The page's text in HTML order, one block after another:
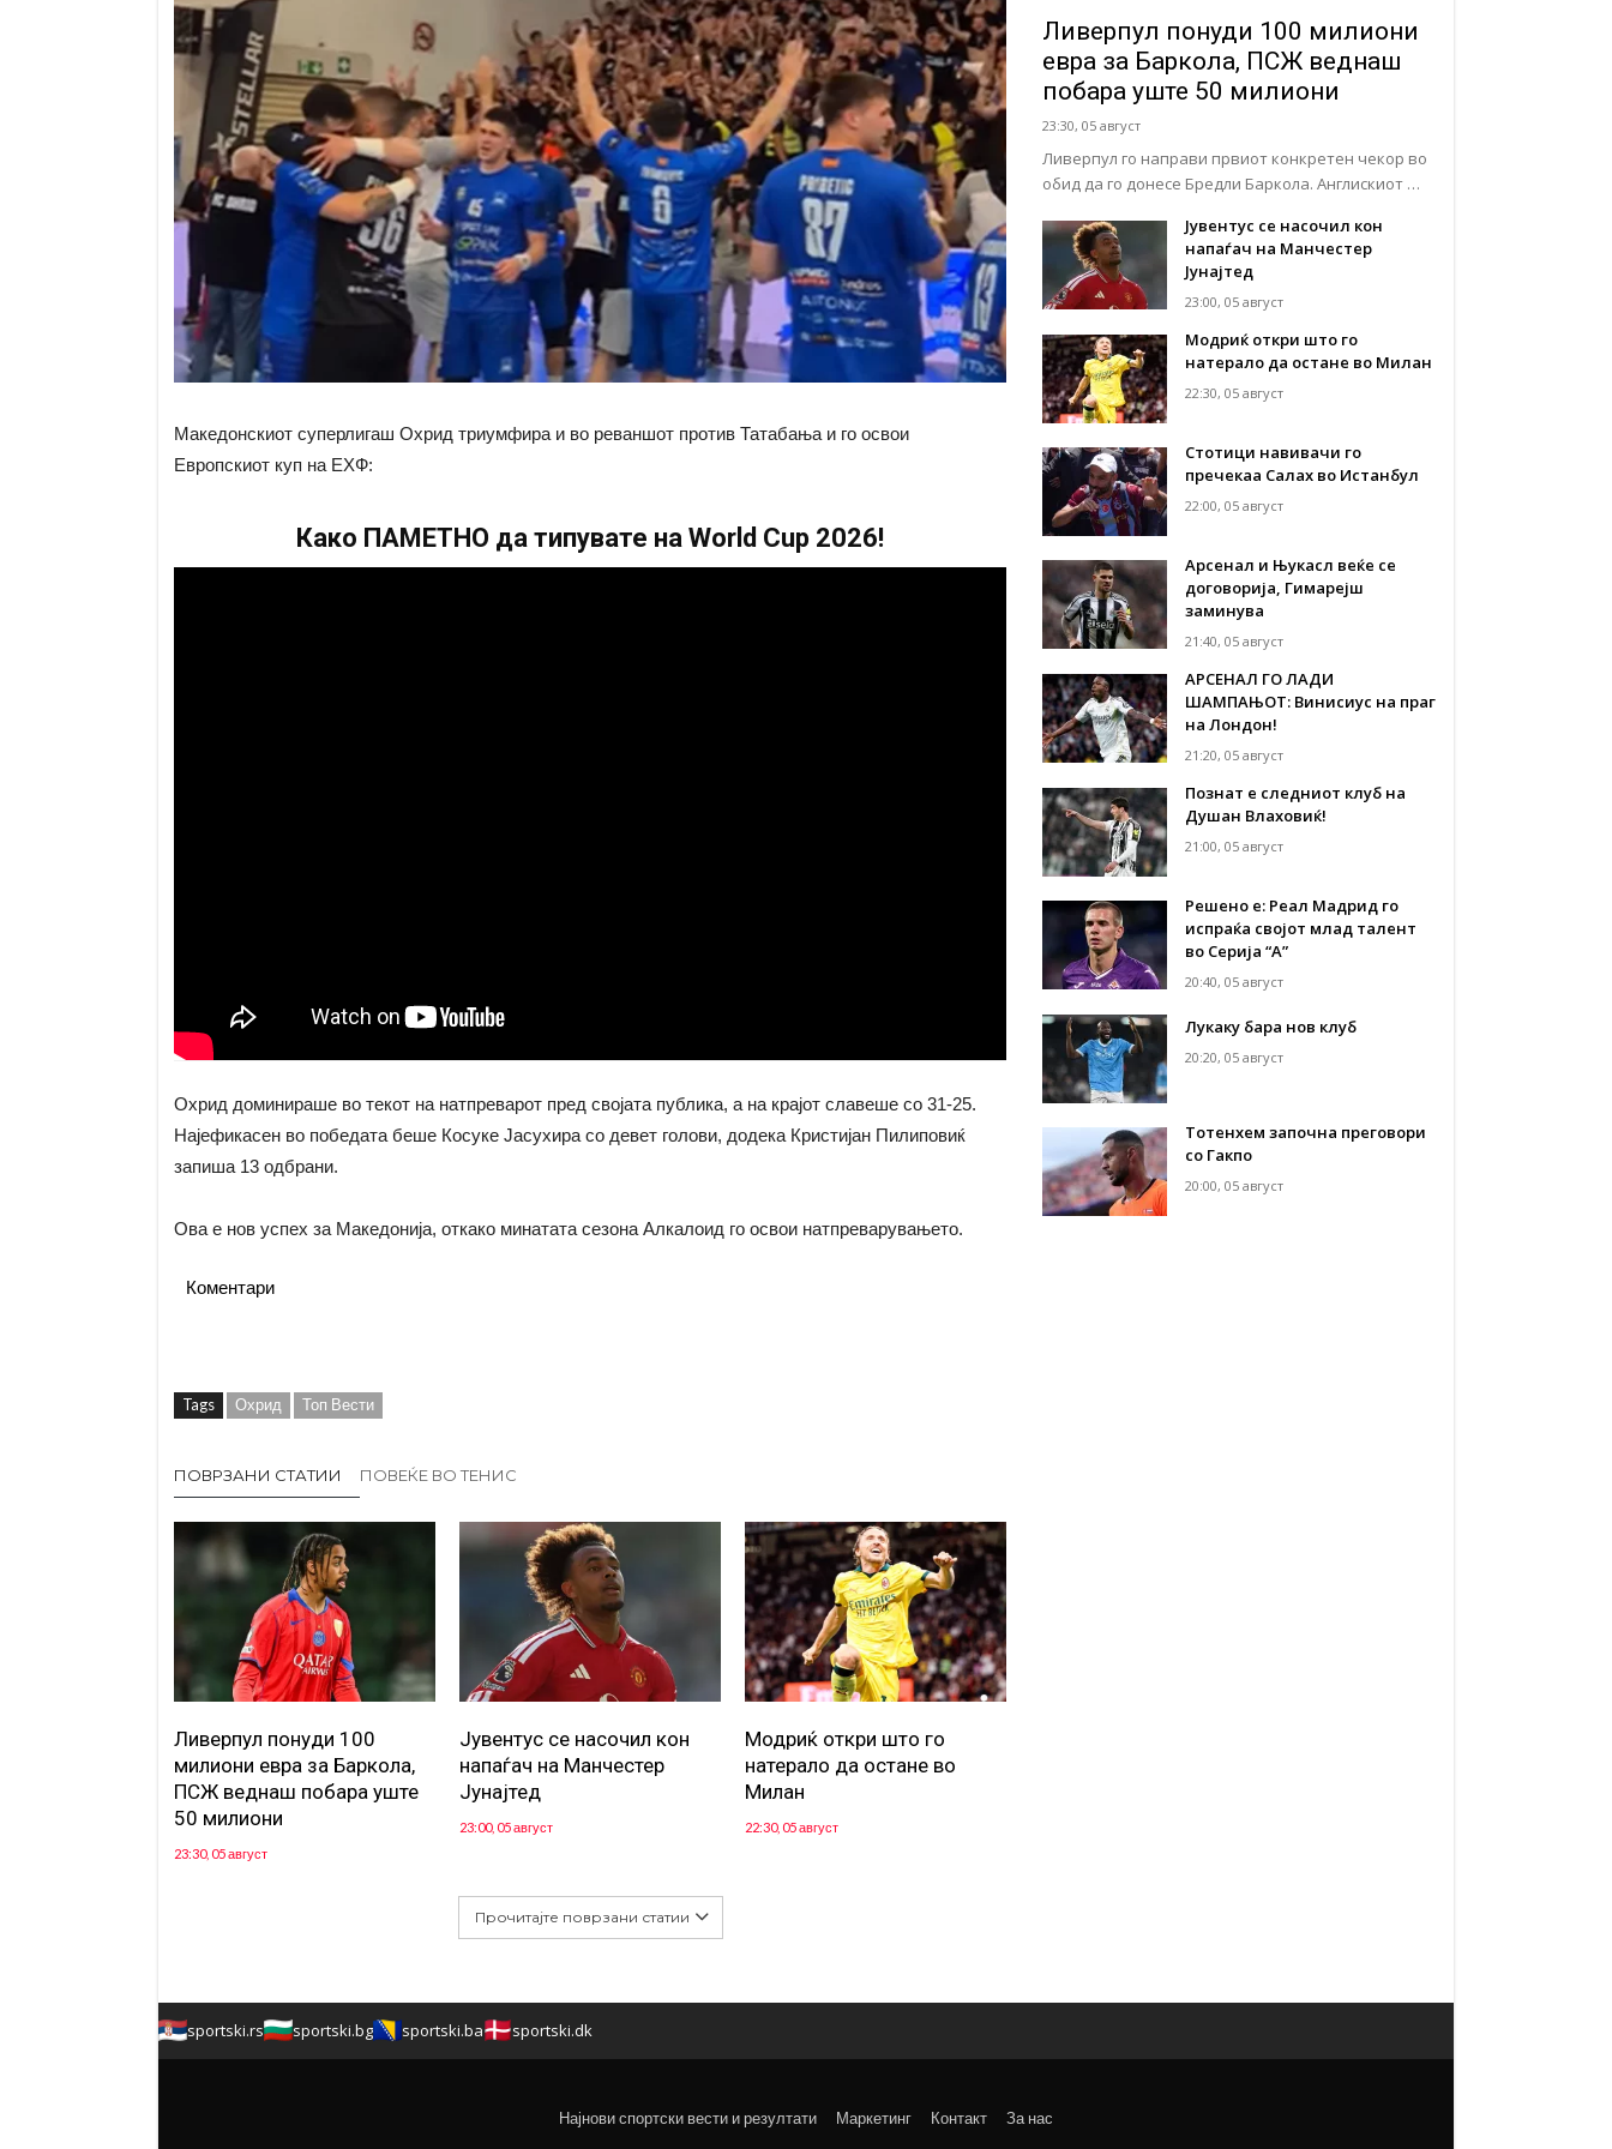
Македонскиот суперлигаш Охрид триумфира и во реваншот против Татабања и го освои
Европскиот куп на ЕХФ:
Како ПАМЕТНО да типувате на World Cup 2026!
Охрид доминираше во текот на натпреварот пред својата публика, а на крајот славеше со 31-25.
Најефикасен во победата беше Косуке Јасухира со девет голови, додека Кристијан Пилиповиќ
запиша 13 одбрани.
Ова е нов успех за Македонија, откако минатата сезона Алкалоид го освои натпреварувањето.
Коментари
Tags Охрид Топ Вести
ПОВРЗАНИ СТАТИИ ПОВЕЌЕ ВО ТЕНИС
Ливерпул понуди 100
милиони евра за Баркола,
ПСЖ веднаш побара уште
50 милиони
23:30, 05 август
Јувентус се насочил кон
напаѓач на Манчестер
Јунајтед
23:00, 05 август
Модриќ откри што го
натерало да остане во
Милан
22:30, 05 август
Прочитајте поврзани статии
Ливерпул понуди 100 милиони
евра за Баркола, ПСЖ веднаш
побара уште 50 милиони
23:30, 05 август
Ливерпул го направи првиот конкретен чекор во
обид да го донесе Бредли Баркола. Англискиот …
Јувентус се насочил кон
напаѓач на Манчестер
Јунајтед
23:00, 05 август
Модриќ откри што го
натерало да остане во Милан
22:30, 05 август
Стотици навивачи го
пречекаа Салах во Истанбул
22:00, 05 август
Арсенал и Њукасл веќе се
договорија, Гимарејш
заминува
21:40, 05 август
АРСЕНАЛ ГО ЛАДИ
ШАМПАЊОТ: Винисиус на праг
на Лондон!
21:20, 05 август
Познат е следниот клуб на
Душан Влаховиќ!
21:00, 05 август
Решено е: Реал Мадрид го
испраќа својот млад талент
во Серија “А”
20:40, 05 август
Лукаку бара нов клуб
20:20, 05 август
Тотенхем започна преговори
со Гакпо
20:00, 05 август
sportski.rs sportski.bg sportski.ba sportski.dk
Најнови спортски вести и резултати Маркетинг Контакт За нас